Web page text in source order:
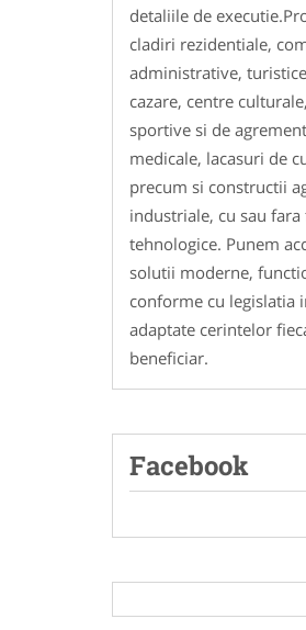
detaliile de
cladiri rezidentiale,
administrative,
cazare, centre
sportive si de
medicale, lacasuri de
precum si constructii
industriale, cu sau
tehnologice. Punem
solutii moderne,
conforme cu legislatia
adaptate cerintelor
beneficiar.
Facebook